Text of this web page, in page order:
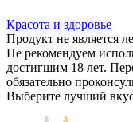
Красота и здоровье
Продукт не является
Не рекомендуем
достигшим 18 лет.
обязательно
Выберите лучший